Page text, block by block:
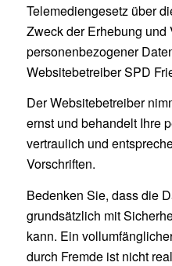
Telemediengesetz über
Zweck der Erhebung und
personenbezogener
Websitebetreiber SPD
Der Websitebetreiber
ernst und behandelt Ihre
vertraulich und
Vorschriften.
Bedenken Sie, dass die
grundsätzlich mit
kann. Ein
durch Fremde ist nicht